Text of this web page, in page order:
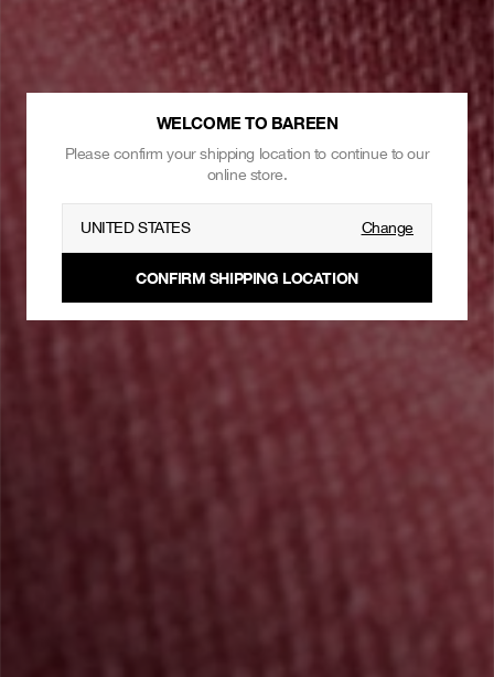
WELCOME TO BAREEN
Please confirm your shipping location to continue to our
online store.
UNITED STATES Change
CONFIRM SHIPPING LOCATION